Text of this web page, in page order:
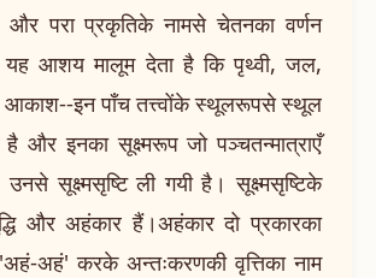
परा प्रकृतिके नामसे चेतनका वर्णन
यह आशय मालूम देता है कि पृथ्वी, जल,
इन पाँच तत्त्वोंके स्थूलरूपसे स्थूल
है और इनका सूक्ष्मरूप जो पञ्चतन्मात्राएँ
सूक्ष्मसृष्टि ली गयी है। सूक्ष्मसृष्टिके
और अहंकार हैं।अहंकार दो प्रकारका
अहं' करके अन्तःकरणकी वृत्तिका नाम